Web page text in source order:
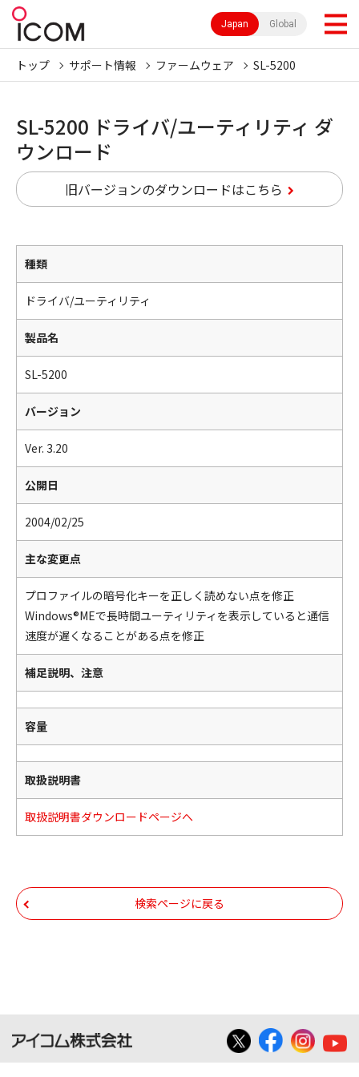
Japan Global
トップ サポート情報 ファームウェア SL-5200
SL-5200 ドライバ/ユーティリティ ダ
ウンロード
旧バージョンのダウンロードはこちら
種類
ドライバ/ユーティリティ
製品名
SL-5200
バージョン
Ver. 3.20
公開日
2004/02/25
主な変更点
プロファイルの暗号化キーを正しく読めない点を修正
Windows®MEで長時間ユーティリティを表示していると通信
速度が遅くなることがある点を修正
補足説明、注意
容量
取扱説明書
取扱説明書ダウンロードページへ
検索ページに戻る